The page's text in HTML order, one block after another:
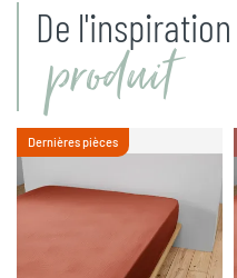
De
produit
Dernières pièces